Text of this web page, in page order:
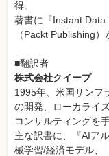
⼀
覧
得。
著書に『Instant Data
（Packt Publishing）
■翻訳者
株式会社クイープ
1995年、米国サンフ
の開発、ローカライズ
コンサルティングを
主な訳書に、『AIア
械学習/経済モデル、